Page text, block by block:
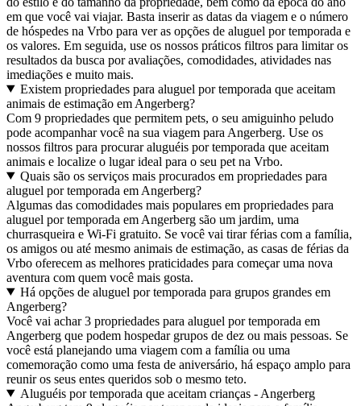
em que você vai viajar. Basta inserir as datas da viagem e o número
de hóspedes na Vrbo para ver as opções de aluguel por temporada e
os valores. Em seguida, use os nossos práticos filtros para limitar os
resultados da busca por avaliações, comodidades, atividades nas
imediações e muito mais.
Existem propriedades para aluguel por temporada que aceitam
animais de estimação em Angerberg?
Com 9 propriedades que permitem pets, o seu amiguinho peludo
pode acompanhar você na sua viagem para Angerberg. Use os
nossos filtros para procurar aluguéis por temporada que aceitam
animais e localize o lugar ideal para o seu pet na Vrbo.
Quais são os serviços mais procurados em propriedades para
aluguel por temporada em Angerberg?
Algumas das comodidades mais populares em propriedades para
aluguel por temporada em Angerberg são um jardim, uma
churrasqueira e Wi-Fi gratuito. Se você vai tirar férias com a família,
os amigos ou até mesmo animais de estimação, as casas de férias da
Vrbo oferecem as melhores praticidades para começar uma nova
aventura com quem você mais gosta.
Há opções de aluguel por temporada para grupos grandes em
Angerberg?
Você vai achar 3 propriedades para aluguel por temporada em
Angerberg que podem hospedar grupos de dez ou mais pessoas. Se
você está planejando uma viagem com a família ou uma
comemoração como uma festa de aniversário, há espaço amplo para
reunir os seus entes queridos sob o mesmo teto.
Aluguéis por temporada que aceitam crianças - Angerberg